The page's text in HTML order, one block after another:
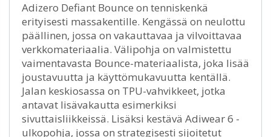
Adizero Defiant Bounce on tenniskenkä
erityisesti massakentille. Kengässä on neulottu
päällinen, jossa on vakauttavaa ja vilvoittavaa
verkkomateriaalia. Välipohja on valmistettu
vaimentavasta Bounce-materiaalista, joka lisää
joustavuutta ja käyttömukavuutta kentällä.
Jalan keskiosassa on TPU-vahvikkeet, jotka
antavat lisävakautta esimerkiksi
sivuttaisliikkeissä. Lisäksi kestävä Adiwear 6 -
ulkopohja, jossa on strategisesti sijoitetut